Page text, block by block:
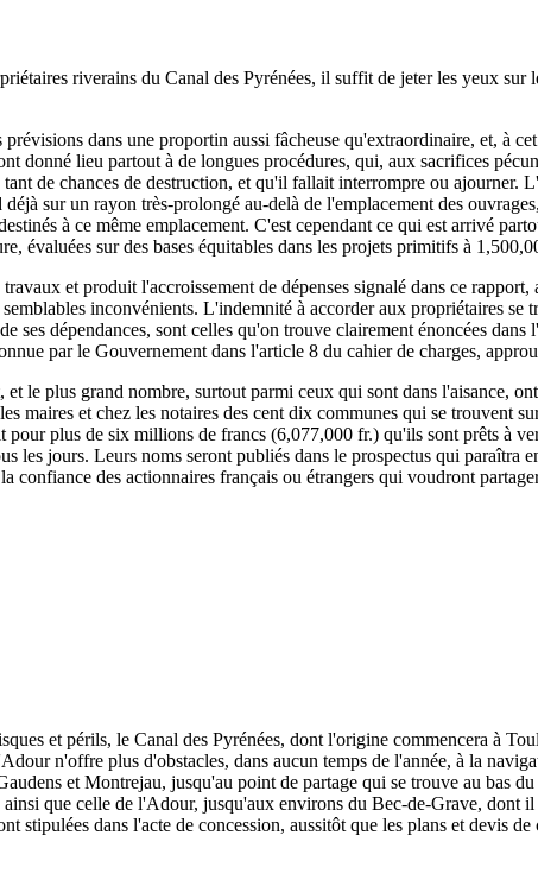
riverains du Canal des Pyrénées, il suffit de jeter les yeux
dans une proportin aussi fâcheuse qu'extraordinaire, et, à
donné lieu partout à de longues procédures, qui, aux sacrifices
de chances de destruction, et qu'il fallait interrompre ou ajourner.
sur un rayon très-prolongé au-delà de l'emplacement des
à ce même emplacement. C'est cependant ce qui est arrivé
évaluées sur des bases équitables dans les projets primitifs à
et produit l'accroissement de dépenses signalé dans ce
inconvénients. L'indemnité à accorder aux propriétaires se
ses dépendances, sont celles qu'on trouve clairement énoncées
par le Gouvernement dans l'article 8 du cahier de charges,
le plus grand nombre, surtout parmi ceux qui sont dans l'aisance,
maires et chez les notaires des cent dix communes qui se trouvent
plus de six millions de francs (6,077,000 fr.) qu'ils sont prêts à
les jours. Leurs noms seront publiés dans le prospectus qui
confiance des actionnaires français ou étrangers qui voudront
et périls, le Canal des Pyrénées, dont l'origine commencera à
n'offre plus d'obstacles, dans aucun temps de l'année, à la
et Montrejau, jusqu'au point de partage qui se trouve au bas
que celle de l'Adour, jusqu'aux environs du Bec-de-Grave, dont
stipulées dans l'acte de concession, aussitôt que les plans et devis